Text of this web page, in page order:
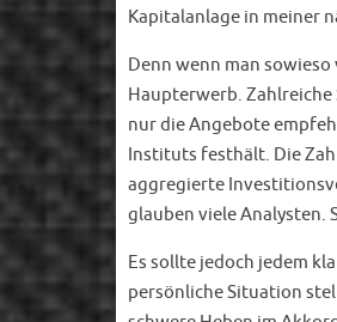
Kapitalanlage in meiner
Denn wenn man
Haupterwerb. Zahlreiche
nur die Angebote
Instituts festhält. Die
aggregierte
glauben viele Analysten.
Es sollte jedoch jedem
persönliche Situation